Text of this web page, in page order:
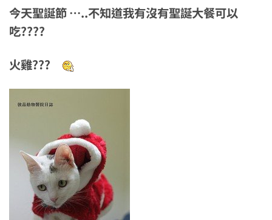
今天聖誕節 …..不知道我有沒有聖誕大餐可以
吃????
火雞???